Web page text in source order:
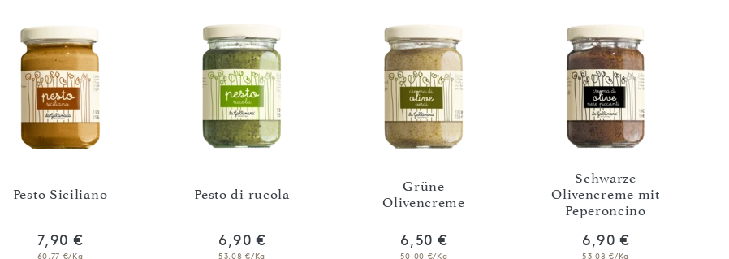
Pesto Siciliano
7,90 €
60,77 €/Kg
Pesto di rucola
6,90 €
53,08 €/Kg
Grüne
Olivencreme
6,50 €
50,00 €/Kg
Schwarze
Olivencreme mit
Peperoncino
6,90 €
53,08 €/Kg